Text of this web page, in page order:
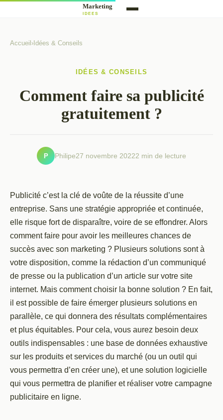
Accueil › Idées & Conseils
IDÉES & CONSEILS
Comment faire sa publicité
gratuitement ?
P Philipe27 novembre 20222 min de lecture
Publicité c’est la clé de voûte de la réussite d’une
entreprise. Sans une stratégie appropriée et continuée,
elle risque fort de disparaître, voire de se effondrer. Alors
comment faire pour avoir les meilleures chances de
succès avec son marketing ? Plusieurs solutions sont à
votre disposition, comme la rédaction d’un communiqué
de presse ou la publication d’un article sur votre site
internet. Mais comment choisir la bonne solution ? En fait,
il est possible de faire émerger plusieurs solutions en
parallèle, ce qui donnera des résultats complémentaires
et plus équitables. Pour cela, vous aurez besoin deux
outils indispensables : une base de données exhaustive
sur les produits et services du marché (ou un outil qui
vous permettra d’en créer une), et une solution logicielle
qui vous permettra de planifier et réaliser votre campagne
publicitaire en ligne.